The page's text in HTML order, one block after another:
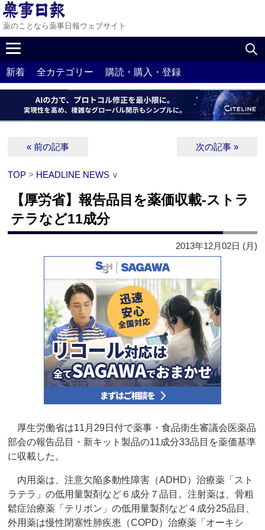
薬のことなら薬事日報ウェブサイト
新着 全カテゴリー 購読・購入・登録
« 前の記事 次の記事 »
TOP > HEADLINE NEWS ∨
【厚労省】報告品目を薬価収載‐ストラ
テラなど11成分
2013年12月02日 (月)
厚生労働省は11月29日付で薬事・食品衛生審議会医薬品
部会の報告品目・新キット製品の11成分33品目を薬価基準
に収載した。
内用薬は、注意欠陥多動性障害（ADHD）治療薬「スト
ラテラ」の低用量製剤など６成分７品目。注射薬は、骨粗
鬆症治療薬「テリボン」の低用量製剤など４成分25品目、
外用薬は慢性閉塞性肺疾患（COPD）治療薬「オーキシ